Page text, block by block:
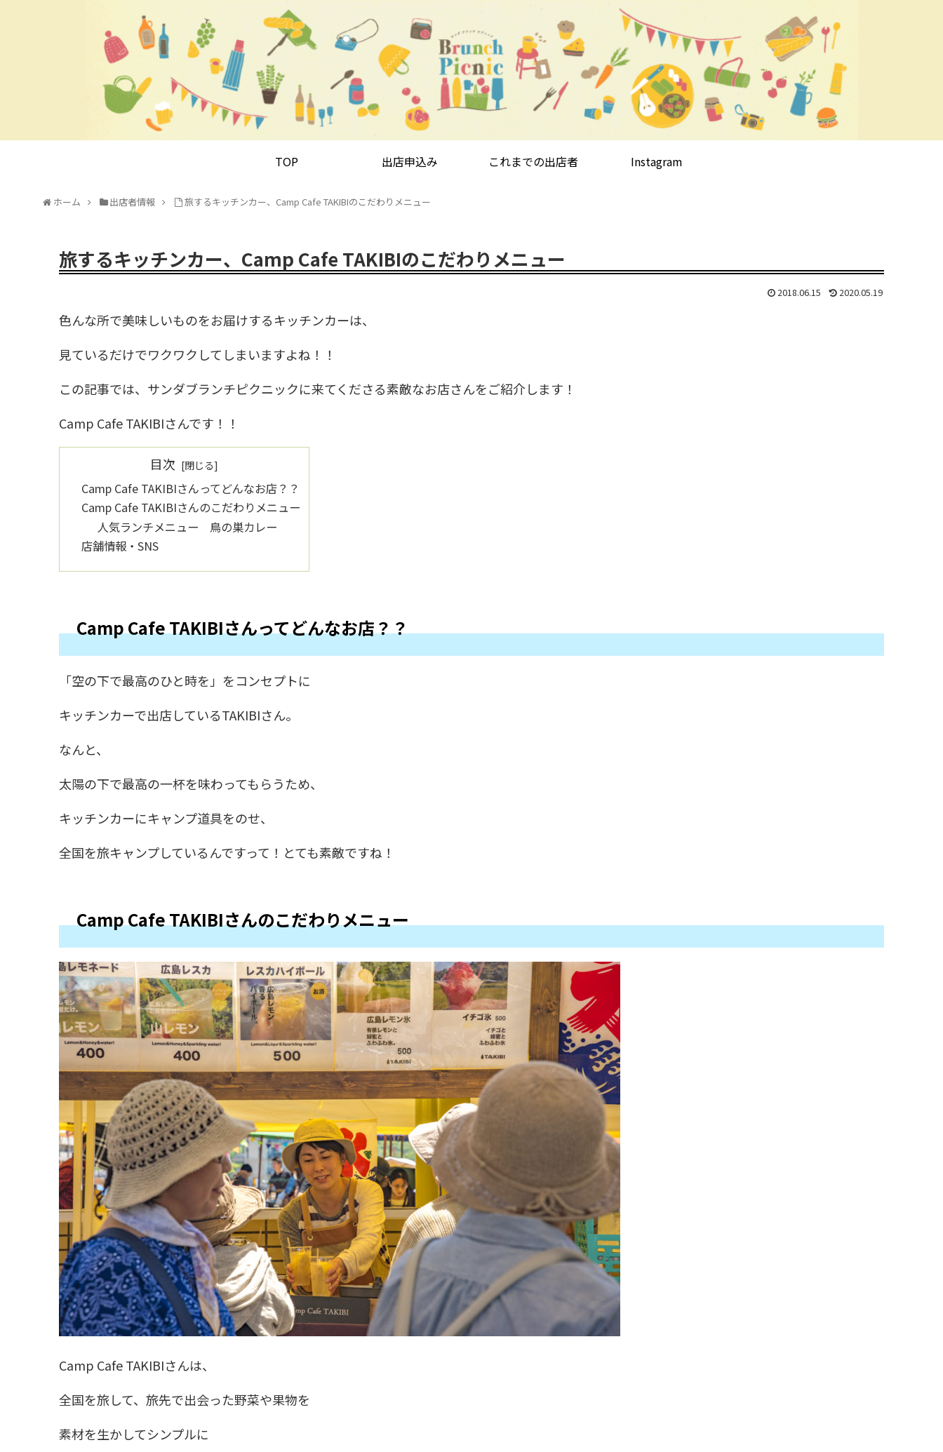
TOP 出店申込み これまでの出店者 Instagram
ホーム 出店者情報 旅するキッチンカー、Camp Cafe TAKIBIのこだわりメニュー
旅するキッチンカー、Camp Cafe TAKIBIのこだわりメニュー
2018.06.15 2020.05.19
色んな所で美味しいものをお届けするキッチンカーは、
見ているだけでワクワクしてしまいますよね！！
この記事では、サンダブランチピクニックに来てくださる素敵なお店さんをご紹介します！
Camp Cafe TAKIBIさんです！！
目次
Camp Cafe TAKIBIさんってどんなお店？？
Camp Cafe TAKIBIさんのこだわりメニュー
人気ランチメニュー 鳥の巣カレー
店舗情報・SNS
Camp Cafe TAKIBIさんってどんなお店？？
「空の下で最高のひと時を」をコンセプトに
キッチンカーで出店しているTAKIBIさん。
なんと、
太陽の下で最高の一杯を味わってもらうため、
キッチンカーにキャンプ道具をのせ、
全国を旅キャンプしているんですって！とても素敵ですね！
Camp Cafe TAKIBIさんのこだわりメニュー
Camp Cafe TAKIBIさんは、
全国を旅して、旅先で出会った野菜や果物を
素材を生かしてシンプルに